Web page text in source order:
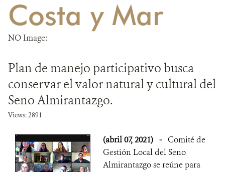
DONA
Costa y Mar
NO Image:
Plan de manejo participativo busca
conservar el valor natural y cultural del
Seno Almirantazgo.
Views: 2891
(abril 07, 2021) - Comité de
Gestión Local del Seno
Almirantazgo se reúne para